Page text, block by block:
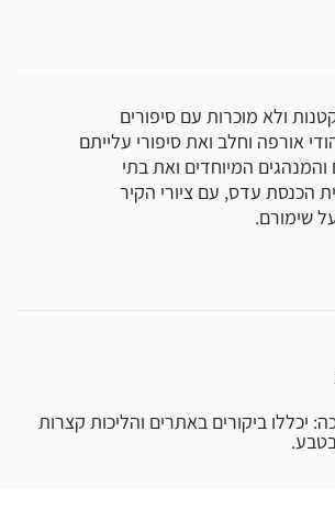
ולא מוכרות עם סיפורים
אורפה וחלב ואת סיפורי עלייתם
המיוחדים ואת בתי
הכנסת עדס, עם ציורי הקיר
שימורם.
יכללו ביקורים באתרים והליכות קצרות